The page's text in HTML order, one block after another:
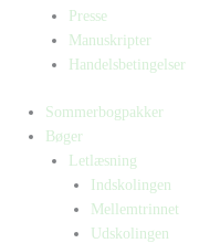
Presse
Manuskripter
Handelsbetingelser
Sommerbogpakker
Bøger
Letlæsning
Indskolingen
Mellemtrinnet
Udskolingen